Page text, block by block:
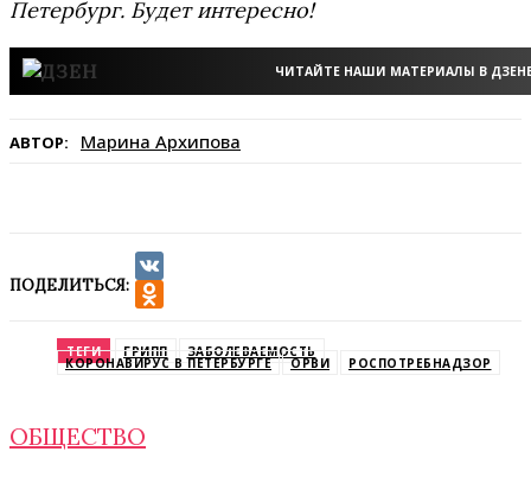
Петербург. Будет интересно!
ЧИТАЙТЕ НАШИ МАТЕРИАЛЫ В
АВТОР: Марина Архипова
ПОДЕЛИТЬСЯ:
VK
ТЕГИ ГРИПП ЗАБОЛЕВАЕМОСТЬ
КОРОНАВИРУС В ПЕТЕРБУРГЕ ОРВИ РОСПОТРЕБНАДЗОР
ОБЩЕСТВО